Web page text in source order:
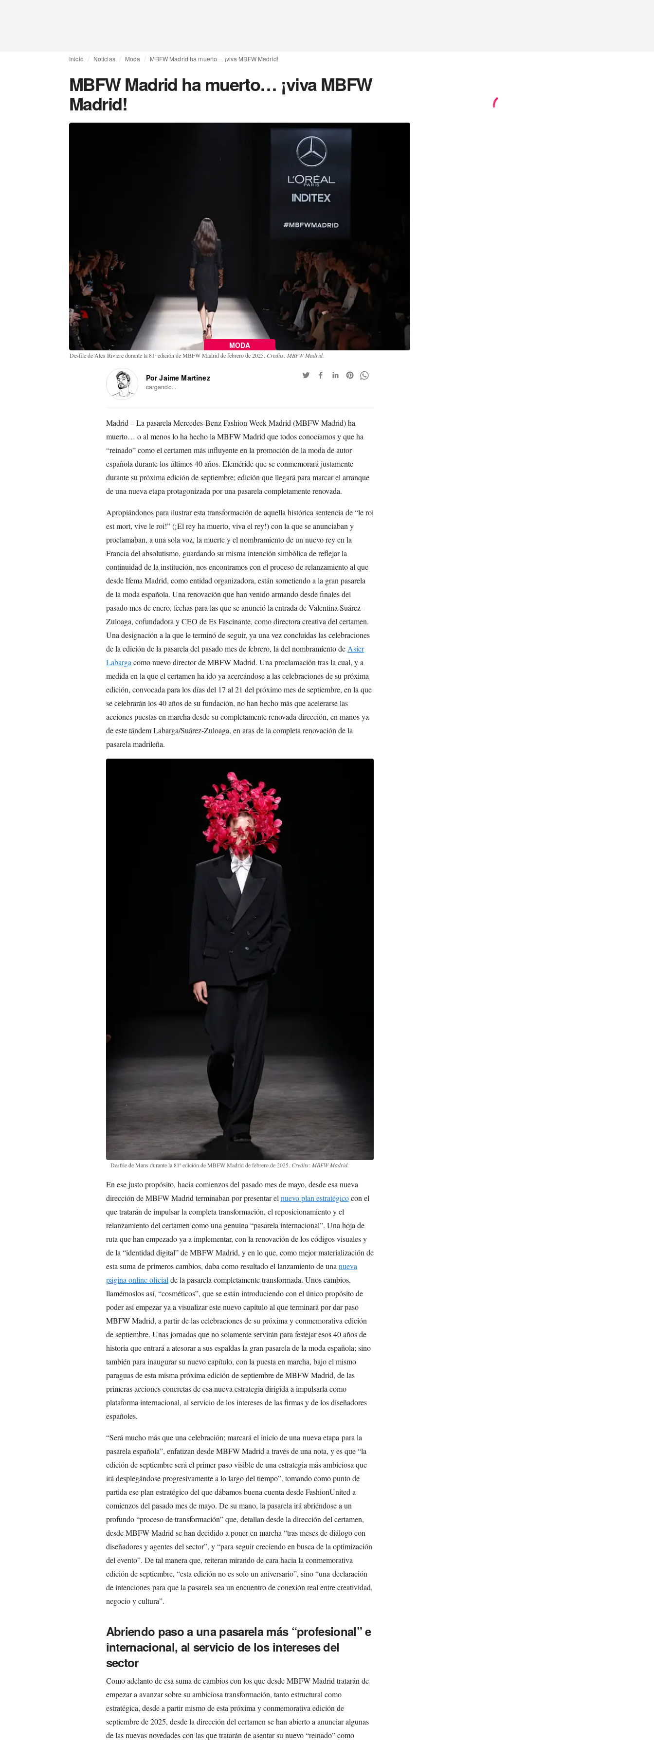
Inicio Noticias Moda MBFW Madrid ha muerto… ¡viva MBFW Madrid!
MBFW Madrid ha muerto… ¡viva MBFW
Madrid!
MODA
Desfile de Alex Riviere durante la 81ª edición de MBFW Madrid de febrero de 2025. Credits: MBFW Madrid.
Por Jaime Martinez
cargando...
Madrid – La pasarela Mercedes-Benz Fashion Week Madrid (MBFW Madrid) ha
muerto… o al menos lo ha hecho la MBFW Madrid que todos conocíamos y que ha
“reinado” como el certamen más influyente en la promoción de la moda de autor
española durante los últimos 40 años. Efeméride que se conmemorará justamente
durante su próxima edición de septiembre; edición que llegará para marcar el arranque
de una nueva etapa protagonizada por una pasarela completamente renovada.
Apropiándonos para ilustrar esta transformación de aquella histórica sentencia de “le roi
est mort, vive le roi!” (¡El rey ha muerto, viva el rey!) con la que se anunciaban y
proclamaban, a una sola voz, la muerte y el nombramiento de un nuevo rey en la
Francia del absolutismo, guardando su misma intención simbólica de reflejar la
continuidad de la institución, nos encontramos con el proceso de relanzamiento al que
desde Ifema Madrid, como entidad organizadora, están sometiendo a la gran pasarela
de la moda española. Una renovación que han venido armando desde finales del
pasado mes de enero, fechas para las que se anunció la entrada de Valentina Suárez-
Zuloaga, cofundadora y CEO de Es Fascinante, como directora creativa del certamen.
Una designación a la que le terminó de seguir, ya una vez concluidas las celebraciones
de la edición de la pasarela del pasado mes de febrero, la del nombramiento de Asier
Labarga como nuevo director de MBFW Madrid. Una proclamación tras la cual, y a
medida en la que el certamen ha ido ya acercándose a las celebraciones de su próxima
edición, convocada para los días del 17 al 21 del próximo mes de septiembre, en la que
se celebrarán los 40 años de su fundación, no han hecho más que acelerarse las
acciones puestas en marcha desde su completamente renovada dirección, en manos ya
de este tándem Labarga/Suárez-Zuloaga, en aras de la completa renovación de la
pasarela madrileña.
Desfile de Mans durante la 81ª edición de MBFW Madrid de febrero de 2025. Credits: MBFW Madrid.
En ese justo propósito, hacia comienzos del pasado mes de mayo, desde esa nueva
dirección de MBFW Madrid terminaban por presentar el nuevo plan estratégicocon el
que tratarán de impulsar la completa transformación, el reposicionamiento y el
relanzamiento del certamen como una genuina “pasarela internacional”. Una hoja de
ruta que han empezado ya a implementar, con la renovación de los códigos visuales y
de la “identidad digital” de MBFW Madrid, y en lo que, como mejor materialización de
esta suma de primeros cambios, daba como resultado el lanzamiento de una nueva
página online oficial de la pasarela completamente transformada. Unos cambios,
llamémoslos así, “cosméticos”, que se están introduciendo con el único propósito de
poder así empezar ya a visualizar este nuevo capítulo al que terminará por dar paso
MBFW Madrid, a partir de las celebraciones de su próxima y conmemorativa edición
de septiembre. Unas jornadas que no solamente servirán para festejar esos 40 años de
historia que entrará a atesorar a sus espaldas la gran pasarela de la moda española; sino
también para inaugurar su nuevo capítulo, con la puesta en marcha, bajo el mismo
paraguas de esta misma próxima edición de septiembre de MBFW Madrid, de las
primeras acciones concretas de esa nueva estrategia dirigida a impulsarla como
plataforma internacional, al servicio de los intereses de las firmas y de los diseñadores
españoles.
“Será mucho más que una celebración; marcará el inicio de una nueva etapa para la
pasarela española”, enfatizan desde MBFW Madrid a través de una nota, y es que “la
edición de septiembre será el primer paso visible de una estrategia más ambiciosa que
irá desplegándose progresivamente a lo largo del tiempo”, tomando como punto de
partida ese plan estratégico del que dábamos buena cuenta desde FashionUnited a
comienzos del pasado mes de mayo. De su mano, la pasarela irá abriéndose a un
profundo “proceso de transformación” que, detallan desde la dirección del certamen,
desde MBFW Madrid se han decidido a poner en marcha “tras meses de diálogo con
diseñadores y agentes del sector”, y “para seguir creciendo en busca de la optimización
del evento”. De tal manera que, reiteran mirando de cara hacia la conmemorativa
edición de septiembre, “esta edición no es solo un aniversario”, sino “una declaración
de intenciones para que la pasarela sea un encuentro de conexión real entre creatividad,
negocio y cultura”.
Abriendo paso a una pasarela más “profesional” e
internacional, al servicio de los intereses del
sector
Como adelanto de esa suma de cambios con los que desde MBFW Madrid tratarán de
empezar a avanzar sobre su ambiciosa transformación, tanto estructural como
estratégica, desde a partir mismo de esta próxima y conmemorativa edición de
septiembre de 2025, desde la dirección del certamen se han abierto a anunciar algunas
de las nuevas novedades con las que tratarán de asentar su nuevo “reinado” como